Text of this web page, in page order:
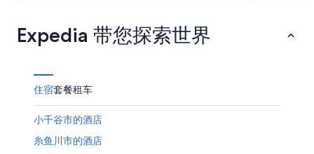
Expedia 带您探索世界
住宿套餐租车
小千谷市的酒店
糸鱼川市的酒店